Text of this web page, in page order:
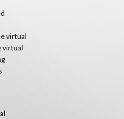
virtual
virtual